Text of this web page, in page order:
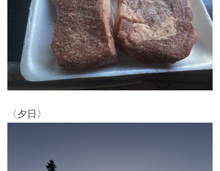
〈夕日〉